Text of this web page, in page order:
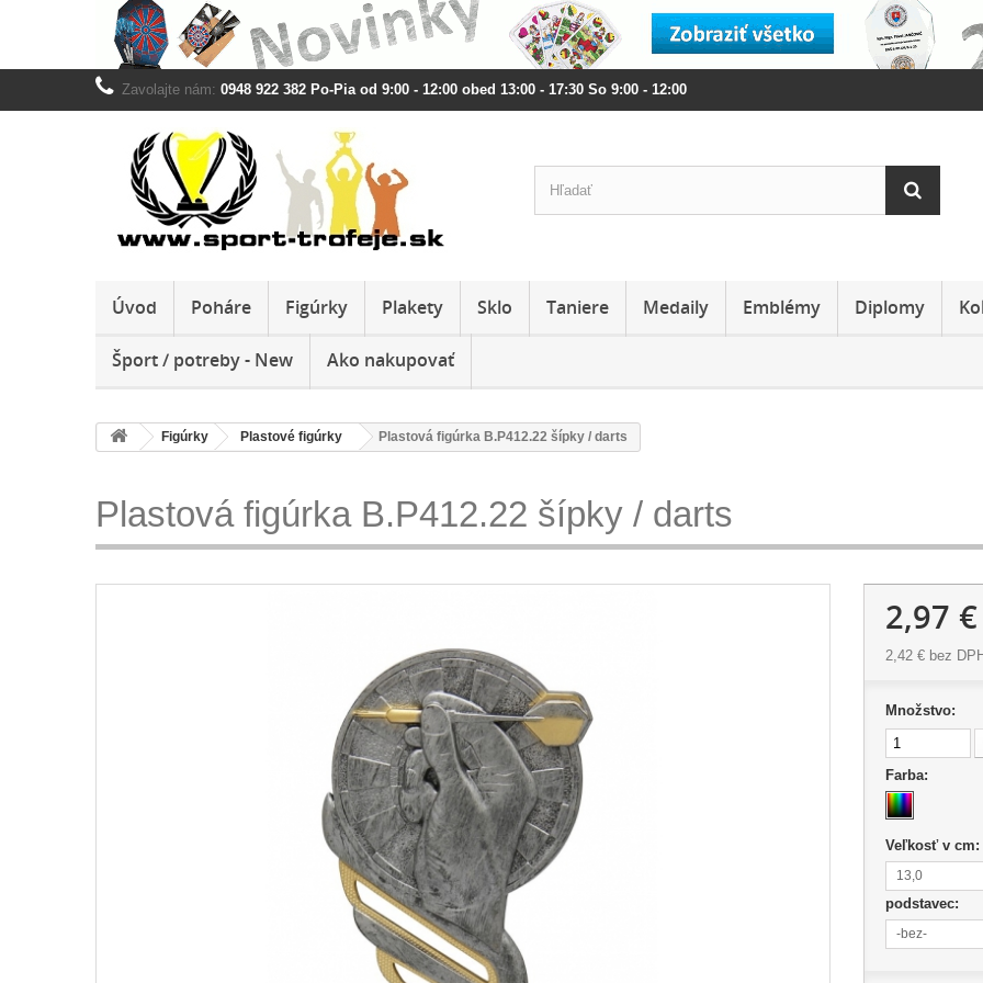
Zavolajte nám: 0948 922 382 Po-Pia od 9:00 - 12:00 obed 13:00 - 17:30 So 9:00 - 12:00
Úvod Poháre Figúrky Plakety Sklo Taniere Medaily Emblémy Diplomy
Šport / potreby - New Ako nakupovať
Figúrky Plastové figúrky Plastová figúrka B.P412.22 šípky / darts
Plastová figúrka B.P412.22 šípky / darts
2,97 €
2,42 €bez DPH
Množstvo:
Farba:
Veľkosť v cm:
13,0
podstavec:
-bez-